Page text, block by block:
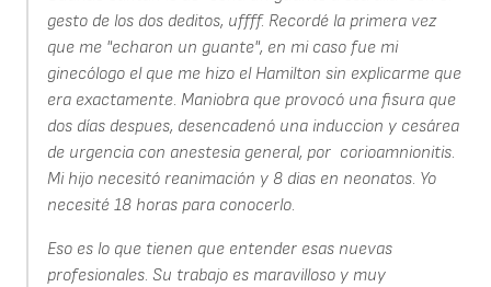
gesto de los dos deditos, uffff. Recordé la primera vez
que me "echaron un guante", en mi caso fue mi
ginecólogo el que me hizo el Hamilton sin explicarme que
era exactamente. Maniobra que provocó una fisura que
dos días despues, desencadenó una induccion y cesárea
de urgencia con anestesia general, por corioamnionitis.
Mi hijo necesitó reanimación y 8 dias en neonatos. Yo
necesité 18 horas para conocerlo.
Eso es lo que tienen que entender esas nuevas
profesionales. Su trabajo es maravilloso y muy